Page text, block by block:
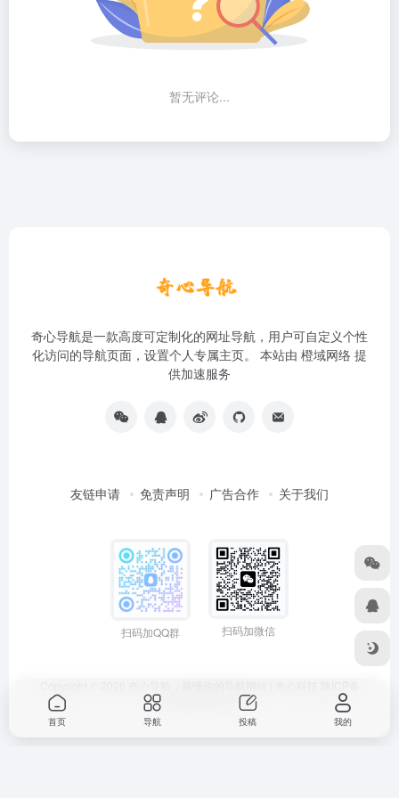
暂无评论...
奇心导航是一款高度可定制化的网址导航，用户可自定义个性
化访问的导航页面，设置个人专属主页。 本站由 橙域网络 提
供加速服务
友链申请 免责声明 广告合作 关于我们
扫码加QQ群 扫码加微信
首页 导航 投稿 我的